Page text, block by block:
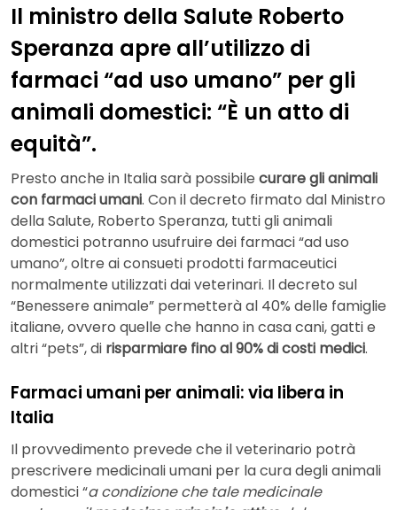
Il ministro della Salute Roberto
Speranza apre all’utilizzo di
farmaci “ad uso umano” per gli
animali domestici: “È un atto di
equità”.
Presto anche in Italia sarà possibile curare gli animali
con farmaci umani. Con il decreto firmato dal Ministro
della Salute, Roberto Speranza, tutti gli animali
domestici potranno usufruire dei farmaci “ad uso
umano”, oltre ai consueti prodotti farmaceutici
normalmente utilizzati dai veterinari. Il decreto sul
“Benessere animale” permetterà al 40% delle famiglie
italiane, ovvero quelle che hanno in casa cani, gatti e
altri “pets”, di risparmiare fino al 90% di costi medici.
Farmaci umani per animali: via libera in
Italia
Il provvedimento prevede che il veterinario potrà
prescrivere medicinali umani per la cura degli animali
domestici “a condizione che tale medicinale